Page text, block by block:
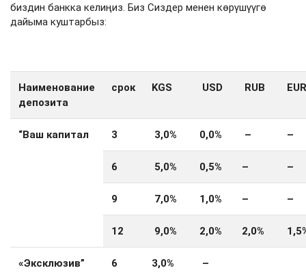
биздин банкка келиңиз. Биз Сиздер менен көрүшүүгө
дайыма куштарбыз:
Наименование
депозита
срок KGS USD RUB
“Ваш капитал 3 3,0% 0,0% – –
6 5,0% 0,5% – –
9 7,0% 1,0% – –
12 9,0% 2,0% 2,0%
«Эксклюзив” 6 3,0% –